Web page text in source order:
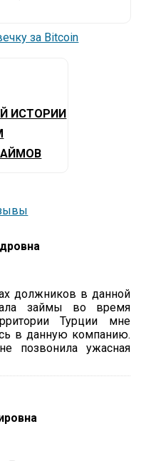
ИСТОРИИ
должников в данной
займы во время
Турции мне
в данную компанию.
позвонила ужасная